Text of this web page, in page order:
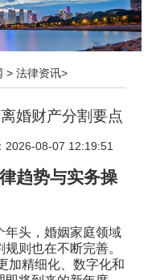
>法律资讯>
婚财产分割要点
2026-08-07 12:19:51
趋势与实务操
年头，婚姻家庭领域
则也在不断完善。
加精细化、数字化和